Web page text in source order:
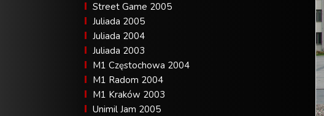
Street Game 2005
Juliada 2005
Juliada 2004
Juliada 2003
M1 Częstochowa 2004
M1 Radom 2004
M1 Kraków 2003
Unimil Jam 2005